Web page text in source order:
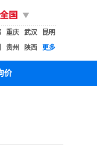
重庆 武汉
昆明
贵州 陕西 更多
价